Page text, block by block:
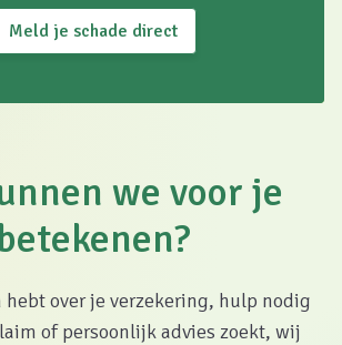
Meld je schade direct
we voor je
betekenen?
hebt over je verzekering, hulp nodig
of persoonlijk advies zoekt, wij